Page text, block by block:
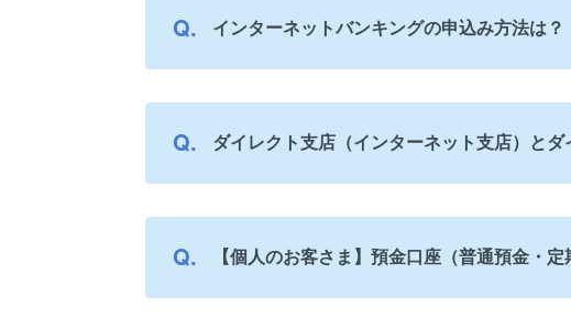
インターネットバンキングの申込み方法は？
ダイレクト支店（インターネット支店）と
【個人のお客さま】預金口座（普通預金・定